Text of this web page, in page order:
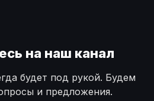
на наш канал
будет под рукой. Будем
и предложения.